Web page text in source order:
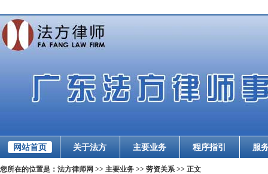
网站首页 关于法方 主要业务 程序指引 服
您所在的位置是：法方律师网 >> 主要业务 >> 劳资关系 >> 正文